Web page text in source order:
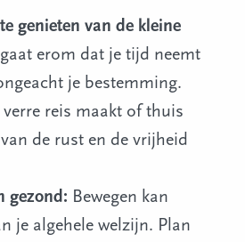
genieten van de kleine
erom dat je tijd neemt
je bestemming.
reis maakt of thuis
de rust en de vrijheid
gezond: Bewegen kan
je algehele welzijn. Plan